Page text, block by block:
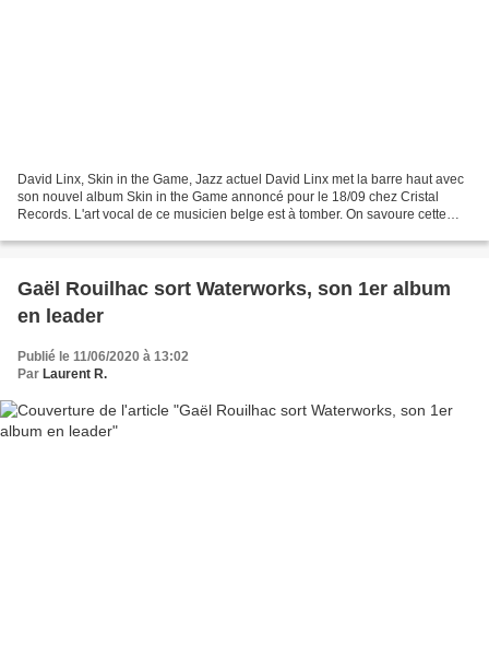
David Linx, Skin in the Game, Jazz actuel David Linx met la barre haut avec
son nouvel album Skin in the Game annoncé pour le 18/09 chez Cristal
Records. L'art vocal de ce musicien belge est à tomber. On savoure cette
Gaël Rouilhac sort Waterworks, son 1er album
en leader
Publié le 11/06/2020 à 13:02
Par Laurent R.